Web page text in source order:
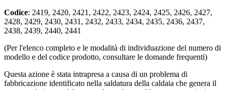
Codice: 2419, 2420, 2421, 2422, 2423, 2424, 2425, 2426, 2427,
2428, 2429, 2430, 2431, 2432, 2433, 2434, 2435, 2436, 2437,
2438, 2439, 2440, 2441
(Per l'elenco completo e le modalità di individuazione del numero di
modello e del codice prodotto, consultare le domande frequenti)
Questa azione è stata intrapresa a causa di un problema di
fabbricazione identificato nella saldatura della caldaia che genera il